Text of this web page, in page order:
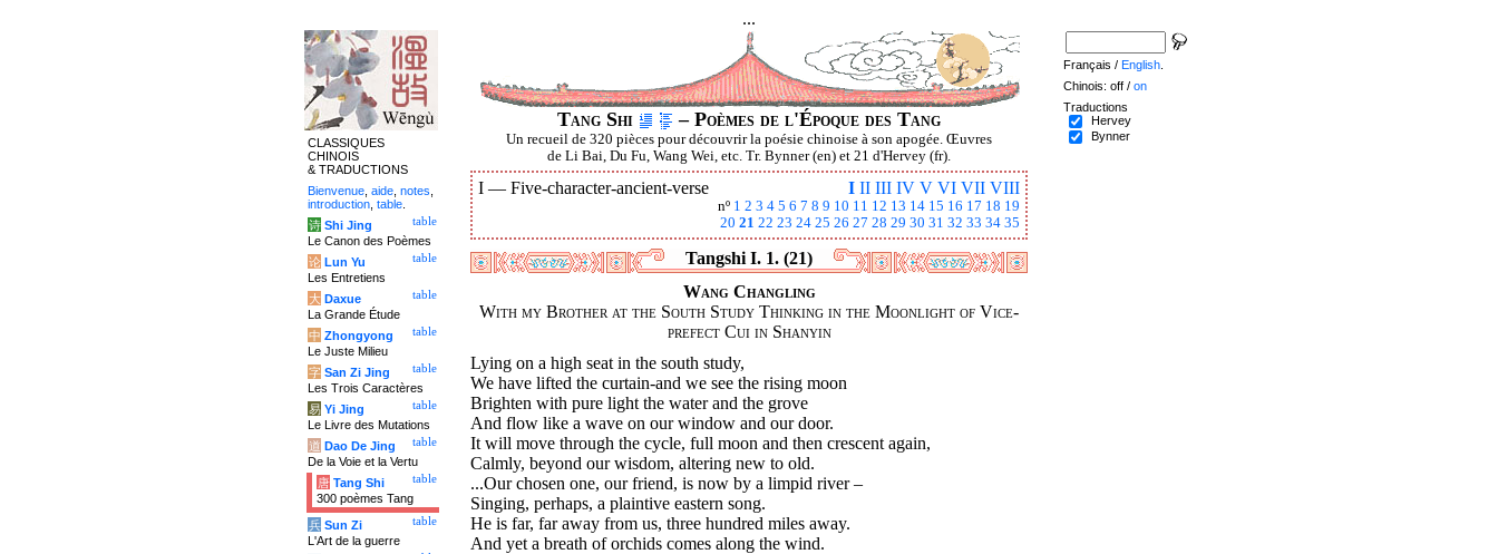
...
Tang Shi – Poèmes de l'Époque des Tang
Un recueil de 320 pièces pour découvrir la poésie chinoise à son apogée. Œuvres
de Li Bai, Du Fu, Wang Wei, etc. Tr. Bynner (en) et 21 d'Hervey (fr).
I II III IV V VI VII VIII
I — Five-character-ancient-verse
nº 1 2 3 4 5 6 7 8 9 10 11 12 13 14 15 16 17 18 19
20 21 22 23 24 25 26 27 28 29 30 31 32 33 34 35
Tangshi I. 1. (21)
Wang Changling
With my Brother at the South Study Thinking in the Moonlight of Vice-
prefect Cui in Shanyin
Lying on a high seat in the south study,
We have lifted the curtain-and we see the rising moon
Brighten with pure light the water and the grove
And flow like a wave on our window and our door.
It will move through the cycle, full moon and then crescent again,
Calmly, beyond our wisdom, altering new to old.
...Our chosen one, our friend, is now by a limpid river –
Singing, perhaps, a plaintive eastern song.
He is far, far away from us, three hundred miles away.
And yet a breath of orchids comes along the wind.
CLASSIQUES
CHINOIS
& TRADUCTIONS
Bienvenue aide notes
introduction table
table
诗 Shi Jing
Le Canon des Poèmes
table
论 Lun Yu
Les Entretiens
table
大 Daxue
La Grande Étude
table
中 Zhongyong
Le Juste Milieu
table
字 San Zi Jing
Les Trois Caractères
table
易 Yi Jing
Le Livre des Mutations
table
道 Dao De Jing
De la Voie et la Vertu
table
唐 Tang Shi
300 poèmes Tang
table
兵 Sun Zi
L'Art de la guerre
Français / English
Chinois: off / on
Traductions
Hervey
Bynner